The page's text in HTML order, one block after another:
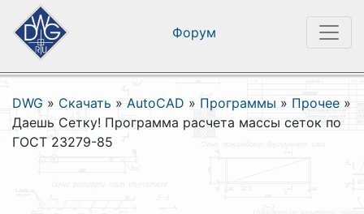
Форум
DWG » Скачать » AutoCAD » Программы » Прочее »
Даешь Сетку! Программа расчета массы сеток по
ГОСТ 23279-85